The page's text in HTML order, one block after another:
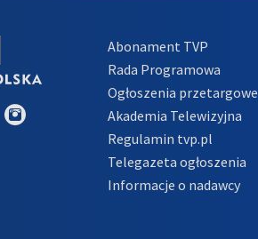
Abonament TVP
Rada Programowa
Ogłoszenia przetargowe
Akademia Telewizyjna
Regulamin tvp.pl
Telegazeta ogłoszenia
Informacje o nadawcy